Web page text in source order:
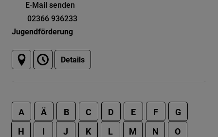
E-Mail senden
02366 936233
Jugendförderung
Details
A Ä B C D E F
G
H
I J K L M N
O